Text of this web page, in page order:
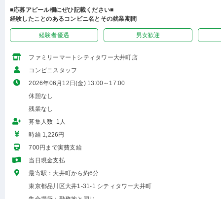
■応募アピール欄にぜひ記載ください■
経験したことのあるコンビニ名とその就業期間
経験者優遇 男女歓迎
ファミリーマートシティタワー大井町店
コンビニスタッフ
2026年06月12日(金) 13:00～17:00
休憩なし
残業なし
募集人数 1人
時給 1,226円
700円まで実費支給
当日現金支払
最寄駅：大井町から約6分
東京都品川区大井1-31-1 シティタワー大井町